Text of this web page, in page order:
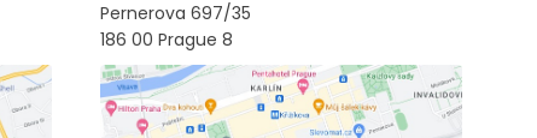
Pernerova 697/35
186 00 Prague 8